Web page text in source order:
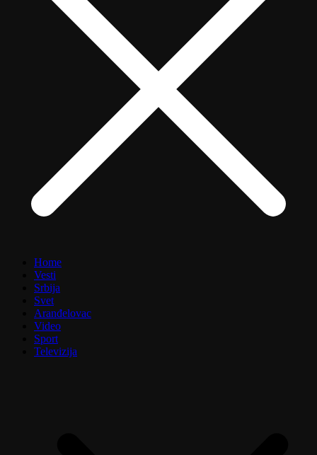
Home
Vesti
Srbija
Svet
Aranđelovac
Video
Sport
Televizija